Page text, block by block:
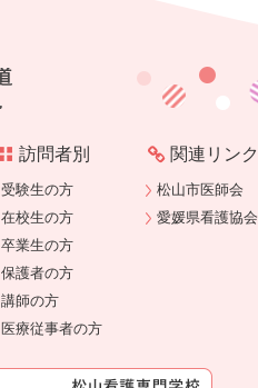
訪問者別
受験生の方
在校生の方
卒業生の方
保護者の方
講師の方
医療従事者の方
関連リンク
松山市医師会
愛媛県看護協会